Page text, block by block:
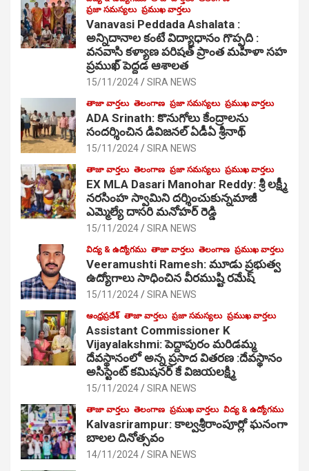
ప్రజా సమస్యలు ప్రముఖ వార్తలు
Vanavasi Peddada Ashalata :
అన్నిదానాల కంటే విద్యాధానం గొప్పది :
వనవాసి కళ్యాణ పరిషత్ ప్రాంత మహిళా సహ
ప్రముఖ్ పెద్దడ ఆశాలత
15/11/2024 SIRA NEWS
తాజా వార్తలు తెలంగాణ ప్రజా సమస్యలు ప్రముఖ వార్తలు
ADA Srinath: కొనుగోలు కేంద్రాల‌ను
సంద‌ర్శించిన డివిజనల్ ఏడీఏ శ్రీనాథ్
15/11/2024 SIRA NEWS
తాజా వార్తలు తెలంగాణ ప్రజా సమస్యలు ప్రముఖ వార్తలు
EX MLA Dasari Manohar Reddy: శ్రీ లక్ష్మీ
నరసింహ స్వామిని దర్శించుకున్నమాజీ
ఎమ్మెల్యే దాసరి మనోహర్ రెడ్డి
15/11/2024 SIRA NEWS
విద్య & ఉద్యోగము తాజా వార్తలు తెలంగాణ ప్రముఖ వార్తలు
Veeramushti Ramesh: మూడు ప్రభుత్వ
ఉద్యోగాలు సాధించిన వీరముష్టి రమేష్
15/11/2024 SIRA NEWS
ఆంధ్రప్రదేశ్ తాజా వార్తలు ప్రజా సమస్యలు ప్రముఖ వార్తలు
Assistant Commissioner K
Vijayalakshmi: పెద్దాపురం మరిడమ్మ
దేవస్థానంలో అన్న ప్రసాద వితరణ :దేవస్థానం
అసిస్టెంట్ కమిషనర్ కే విజయలక్ష్మి
15/11/2024 SIRA NEWS
తాజా వార్తలు తెలంగాణ ప్రముఖ వార్తలు విద్య & ఉద్యోగము
Kalvasrirampur: కాల్వశ్రీరాంపూర్లో ఘనంగా
బాలల దినోత్సవం
14/11/2024 SIRA NEWS